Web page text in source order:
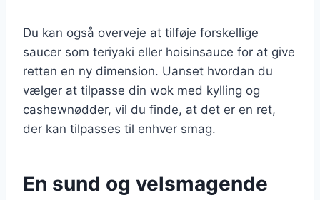
Du kan også overveje at tilføje forskellige
saucer som teriyaki eller hoisinsauce for at give
retten en ny dimension. Uanset hvordan du
vælger at tilpasse din wok med kylling og
cashewnødder, vil du finde, at det er en ret,
der kan tilpasses til enhver smag.
En sund og velsmagende